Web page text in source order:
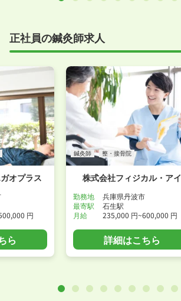
正社員の鍼灸師求人
オプラス
円
ら
鍼灸師 整・接骨院
株式会社フィジカル・アイ
勤務地
兵庫県丹波市
最寄駅
石生駅
月給
235,000 円~600,000 円
詳細はこちら